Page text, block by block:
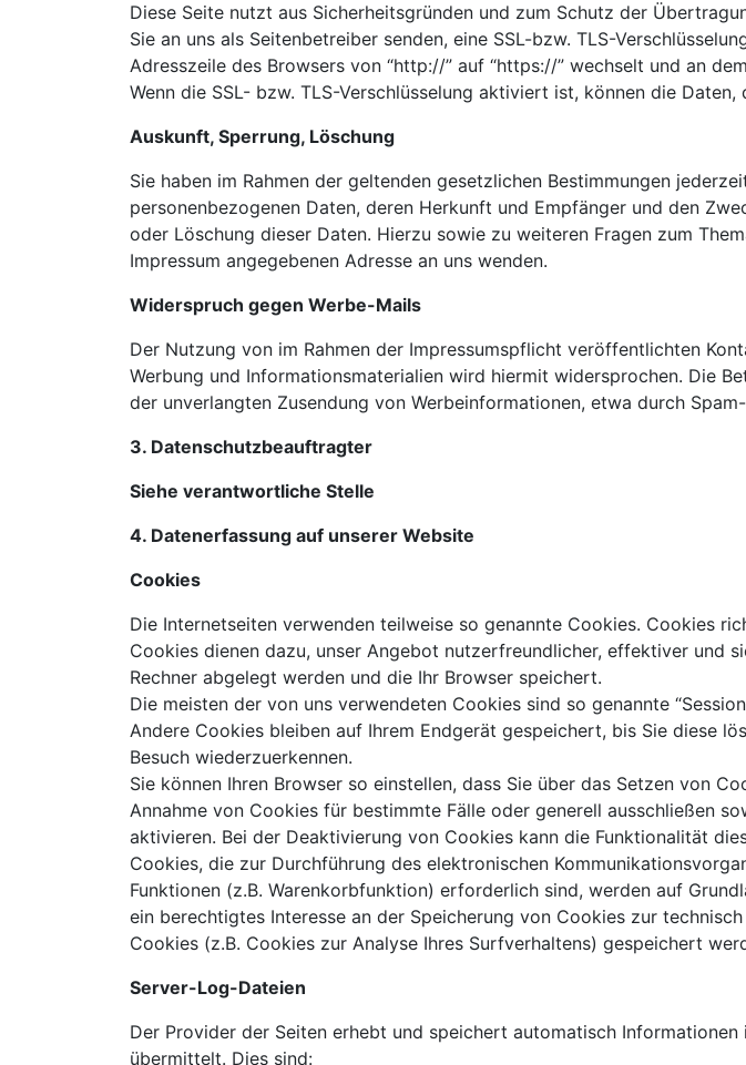
Diese Seite nutzt aus Sicherheitsgründen und zum Schutz der
Sie an uns als Seitenbetreiber senden, eine SSL-bzw. TLS-
Adresszeile des Browsers von “http://” auf “https://” wechselt und an
Wenn die SSL- bzw. TLS-Verschlüsselung aktiviert ist, können die
Auskunft, Sperrung, Löschung
Sie haben im Rahmen der geltenden gesetzlichen Bestimmungen
personenbezogenen Daten, deren Herkunft und Empfänger und den
oder Löschung dieser Daten. Hierzu sowie zu weiteren Fragen zum
Impressum angegebenen Adresse an uns wenden.
Widerspruch gegen Werbe-Mails
Der Nutzung von im Rahmen der Impressumspflicht veröffentlichten
Werbung und Informationsmaterialien wird hiermit widersprochen. Die
der unverlangten Zusendung von Werbeinformationen, etwa durch
3. Datenschutzbeauftragter
Siehe verantwortliche Stelle
4. Datenerfassung auf unserer Website
Cookies
Die Internetseiten verwenden teilweise so genannte Cookies. Cookies
Cookies dienen dazu, unser Angebot nutzerfreundlicher, effektiver und
Rechner abgelegt werden und die Ihr Browser speichert.
Die meisten der von uns verwendeten Cookies sind so genannte
Andere Cookies bleiben auf Ihrem Endgerät gespeichert, bis Sie diese
Besuch wiederzuerkennen.
Sie können Ihren Browser so einstellen, dass Sie über das Setzen von
Annahme von Cookies für bestimmte Fälle oder generell ausschließen
aktivieren. Bei der Deaktivierung von Cookies kann die Funktionalität
Cookies, die zur Durchführung des elektronischen
Funktionen (z.B. Warenkorbfunktion) erforderlich sind, werden auf
ein berechtigtes Interesse an der Speicherung von Cookies zur
Cookies (z.B. Cookies zur Analyse Ihres Surfverhaltens) gespeichert
Server-Log-Dateien
Der Provider der Seiten erhebt und speichert automatisch
übermittelt. Dies sind: